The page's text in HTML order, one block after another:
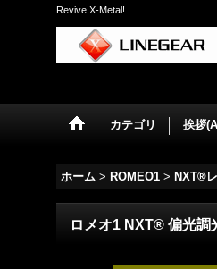
Revive X-Metal!
カテゴリ 挨拶
ホーム > ROMEO1 > NXT®
ロメオ1 NXT® 偏光調